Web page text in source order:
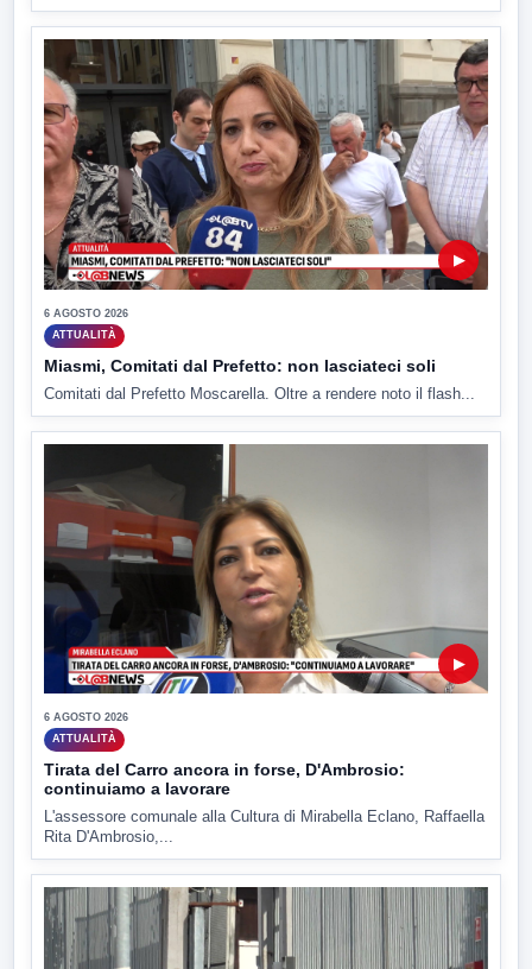
▶
6 AGOSTO 2026
ATTUALITÀ
Miasmi, Comitati dal Prefetto: non lasciateci soli
Comitati dal Prefetto Moscarella. Oltre a rendere noto il flash...
▶
6 AGOSTO 2026
ATTUALITÀ
Tirata del Carro ancora in forse, D'Ambrosio:
continuiamo a lavorare
L'assessore comunale alla Cultura di Mirabella Eclano, Raffaella
Rita D'Ambrosio,...